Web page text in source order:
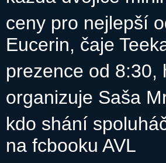
ceny pro nejlepší
Eucerin, čaje
prezence od 8:30,
organizuje Saša
kdo shání
na fcbooku AVL